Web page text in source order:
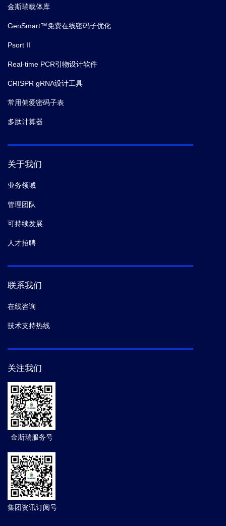
金斯瑞载体库
GenSmart™免费在线密码子优化
Psort II
Real-time PCR引物设计软件
CRISPR gRNA设计工具
常用偏爱密码子表
多肽计算器
关于我们
业务领域
管理团队
可持续发展
人才招聘
联系我们
在线咨询
技术支持热线
关注我们
金斯瑞服务号
集团资讯订阅号